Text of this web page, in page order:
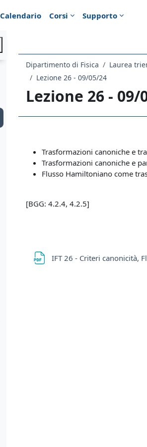
Calendario Corsi Supporto
Dipartimento di Fisica Laurea
Lezione 26 - 09/05/24
Lezione 26 - 09/
Trasformazioni canoniche e
Trasformazioni canoniche e
Flusso Hamiltoniano come
[BGG: 4.2.4, 4.2.5]
IFT 26 - Criteri canonicità,